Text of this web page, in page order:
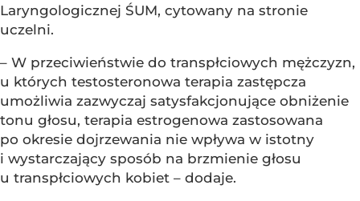
Laryngologicznej ŚUM, cytowany na stronie
uczelni.
– W przeciwieństwie do transpłciowych mężczyzn,
u których testosteronowa terapia zastępcza
umożliwia zazwyczaj satysfakcjonujące obniżenie
tonu głosu, terapia estrogenowa zastosowana
po okresie dojrzewania nie wpływa w istotny
i wystarczający sposób na brzmienie głosu
u transpłciowych kobiet – dodaje.